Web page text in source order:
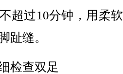
超过10分钟，用柔
趾缝。
查双足